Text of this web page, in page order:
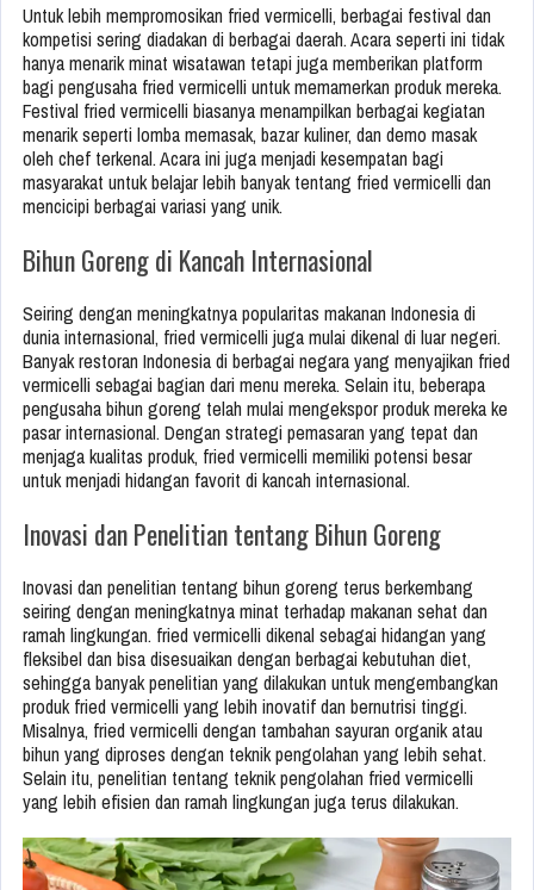
Untuk lebih mempromosikan fried vermicelli, berbagai festival dan
kompetisi sering diadakan di berbagai daerah. Acara seperti ini tidak
hanya menarik minat wisatawan tetapi juga memberikan platform
bagi pengusaha fried vermicelli untuk memamerkan produk mereka.
Festival fried vermicelli biasanya menampilkan berbagai kegiatan
menarik seperti lomba memasak, bazar kuliner, dan demo masak
oleh chef terkenal. Acara ini juga menjadi kesempatan bagi
masyarakat untuk belajar lebih banyak tentang fried vermicelli dan
mencicipi berbagai variasi yang unik.
Bihun Goreng di Kancah Internasional
Seiring dengan meningkatnya popularitas makanan Indonesia di
dunia internasional, fried vermicelli juga mulai dikenal di luar negeri.
Banyak restoran Indonesia di berbagai negara yang menyajikan fried
vermicelli sebagai bagian dari menu mereka. Selain itu, beberapa
pengusaha bihun goreng telah mulai mengekspor produk mereka ke
pasar internasional. Dengan strategi pemasaran yang tepat dan
menjaga kualitas produk, fried vermicelli memiliki potensi besar
untuk menjadi hidangan favorit di kancah internasional.
Inovasi dan Penelitian tentang Bihun Goreng
Inovasi dan penelitian tentang bihun goreng terus berkembang
seiring dengan meningkatnya minat terhadap makanan sehat dan
ramah lingkungan. fried vermicelli dikenal sebagai hidangan yang
fleksibel dan bisa disesuaikan dengan berbagai kebutuhan diet,
sehingga banyak penelitian yang dilakukan untuk mengembangkan
produk fried vermicelli yang lebih inovatif dan bernutrisi tinggi.
Misalnya, fried vermicelli dengan tambahan sayuran organik atau
bihun yang diproses dengan teknik pengolahan yang lebih sehat.
Selain itu, penelitian tentang teknik pengolahan fried vermicelli
yang lebih efisien dan ramah lingkungan juga terus dilakukan.